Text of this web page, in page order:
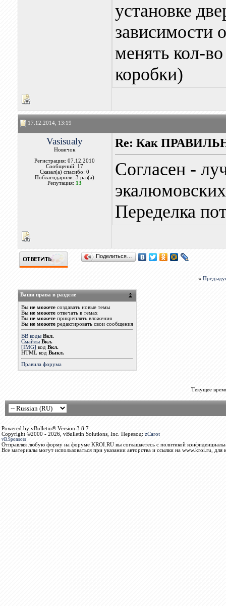
установке
зависимости
менять кол-
коробки)
17.12.2014, 13:19
Vasisualy
Новичок
Регистрация: 07.12.2010
Сообщений: 17
Сказал(а) спасибо: 0
Поблагодарили: 3 раз(а)
Репутация: 13
Re: Как
Согласен -
Переделка
Поделиться…
«
Ваши права в разделе
Вы не можетесоздавать новые темы
Вы не можетеотвечать в темах
Вы не можетеприкреплять вложения
Вы не можетередактировать свои сообщения
BB коды Вкл.
Смайлы Вкл.
[IMG] код Вкл.
HTML код Выкл.
Правила форума
Текущее
Powered by vBulletin® Version 3.8.7
Copyright ©2000 - 2026, vBulletin Solutions, Inc. Перевод: zCarot
vB.Sponsors
Отправляя любую форму на форуме KROI.RU вы соглашаетесь с политикой
Все материалы могут использоваться при указании авторства и ссылки на www.kroi.ru, для